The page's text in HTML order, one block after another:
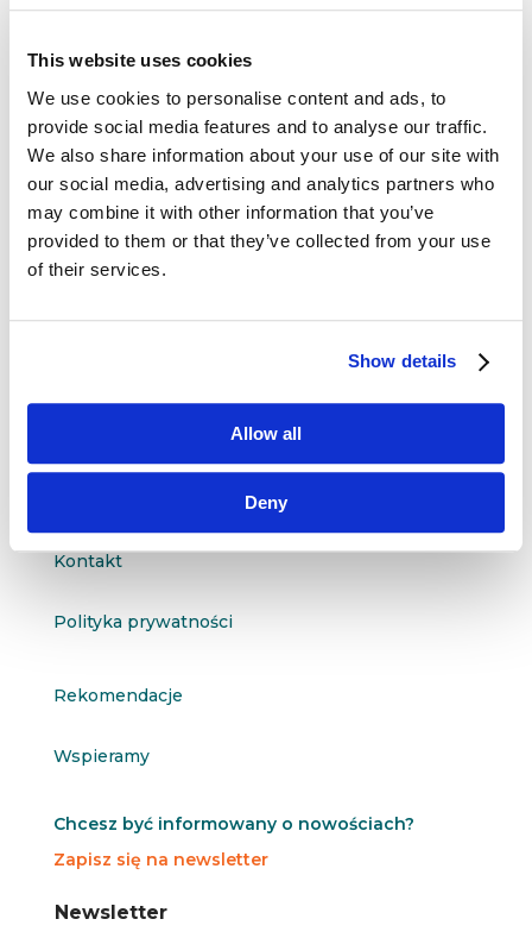
This website uses cookies
We use cookies to personalise content and ads, to
provide social media features and to analyse our traffic.
We also share information about your use of our site with
our social media, advertising and analytics partners who
may combine it with other information that you’ve
provided to them or that they’ve collected from your use
of their services.
Show details
Allow all
Deny
Dane kontaktowe
questus
Kontakt
Polityka prywatności
Rekomendacje
Wspieramy
Chcesz być informowany o nowościach?
Zapisz się na newsletter
N
N
Newsletter